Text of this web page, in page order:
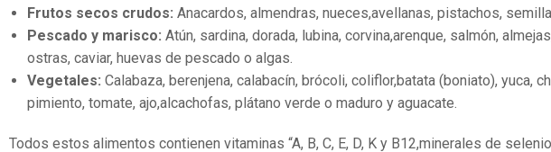
Frutos secos crudos: Anacardos, almendras, nueces,avellanas, pistachos,
Pescado y marisco: Atún, sardina, dorada, lubina, corvina,arenque, salmón,
ostras, caviar, huevas de pescado o algas.
Vegetales: Calabaza, berenjena, calabacín, brócoli, coliflor,batata (boniato), yuca,
pimiento, tomate, ajo,alcachofas, plátano verde o maduro y aguacate.
Todos estos alimentos contienen vitaminas “A, B, C, E, D, K y B12,minerales de